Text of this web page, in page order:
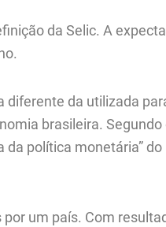
da Selic. A
diferente da utilizada
brasileira. Segundo
da política monetária” do
por um país. Com